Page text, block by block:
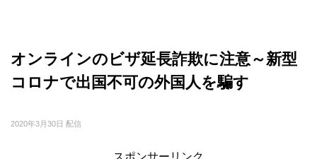
オンラインのビザ延長詐欺に注意～新型
コロナで出国不可の外国人を騙す
2020年3月30日 配信
スポンサーリンク